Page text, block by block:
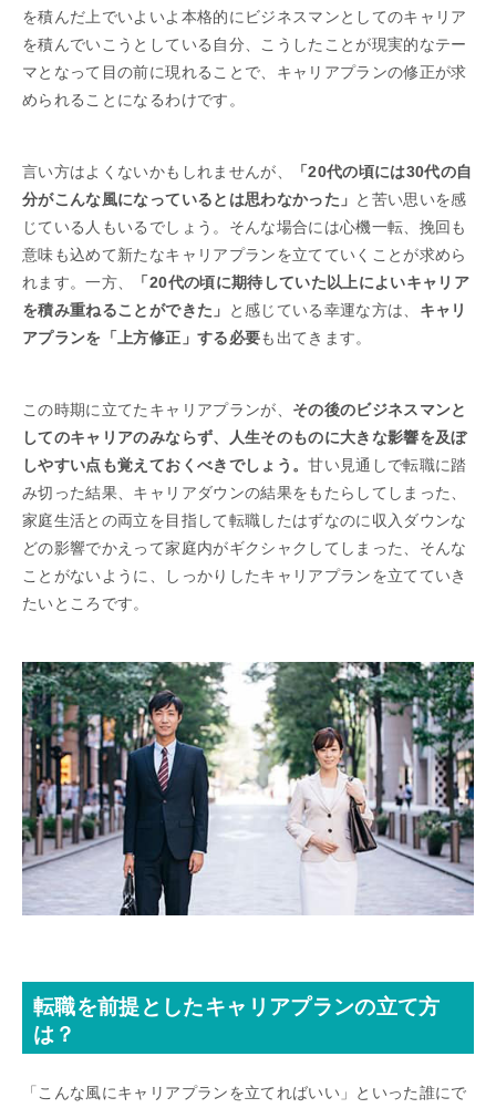
を積んだ上でいよいよ本格的にビジネスマンとしてのキャリア
を積んでいこうとしている自分、こうしたことが現実的なテー
マとなって目の前に現れることで、キャリアプランの修正が求
められることになるわけです。
言い方はよくないかもしれませんが、
「20代の頃には30代の自
分がこんな風になっているとは思わなかった」 と苦い思いを感
じている人もいるでしょう。そんな場合には心機一転、挽回も
意味も込めて新たなキャリアプランを立てていくことが求めら
れます。一方、
「20代の頃に期待していた以上によいキャリア
を積み重ねることができた」
と感じている幸運な方は、 キャリ
アプランを「上方修正」する必要も出てきます。
この時期に立てたキャリアプランが、 その後のビジネスマンと
してのキャリアのみならず、人生そのものに大きな影響を及ぼ
しやすい点も覚えておくべきでしょう。甘い見通しで転職に踏
み切った結果、キャリアダウンの結果をもたらしてしまった、
家庭生活との両立を目指して転職したはずなのに収入ダウンな
どの影響でかえって家庭内がギクシャクしてしまった、そんな
ことがないように、しっかりしたキャリアプランを立てていき
たいところです。
転職を前提としたキャリアプランの立て方
は？
「こんな風にキャリアプランを立てればいい」といった誰にで